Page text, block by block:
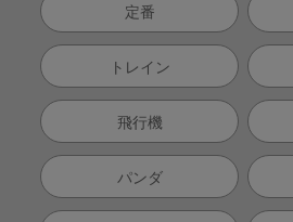
定番
トレイン
飛行機
パンダ